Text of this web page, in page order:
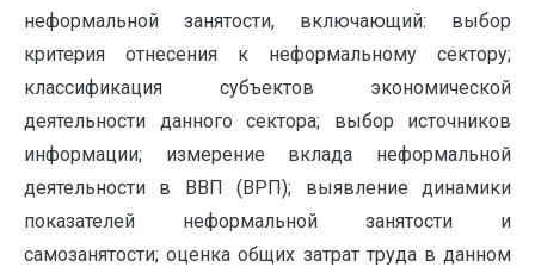
неформальной занятости, включающий: выбор
критерия отнесения к неформальному сектору;
классификация субъектов экономической
деятельности данного сектора; выбор источников
информации; измерение вклада неформальной
деятельности в ВВП (ВРП); выявление динамики
показателей неформальной занятости и
самозанятости; оценка общих затрат труда в данном